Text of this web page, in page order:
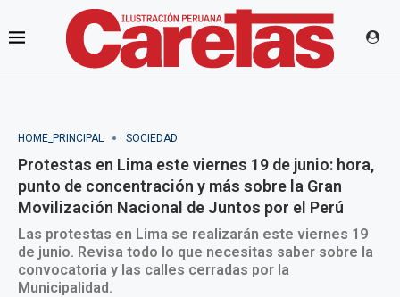
HOME_PRINCIPAL SOCIEDAD
Protestas en Lima este viernes 19 de junio: hora,
punto de concentración y más sobre la Gran
Movilización Nacional de Juntos por el Perú
Las protestas en Lima se realizarán este viernes 19
de junio. Revisa todo lo que necesitas saber sobre la
convocatoria y las calles cerradas por la
Municipalidad.